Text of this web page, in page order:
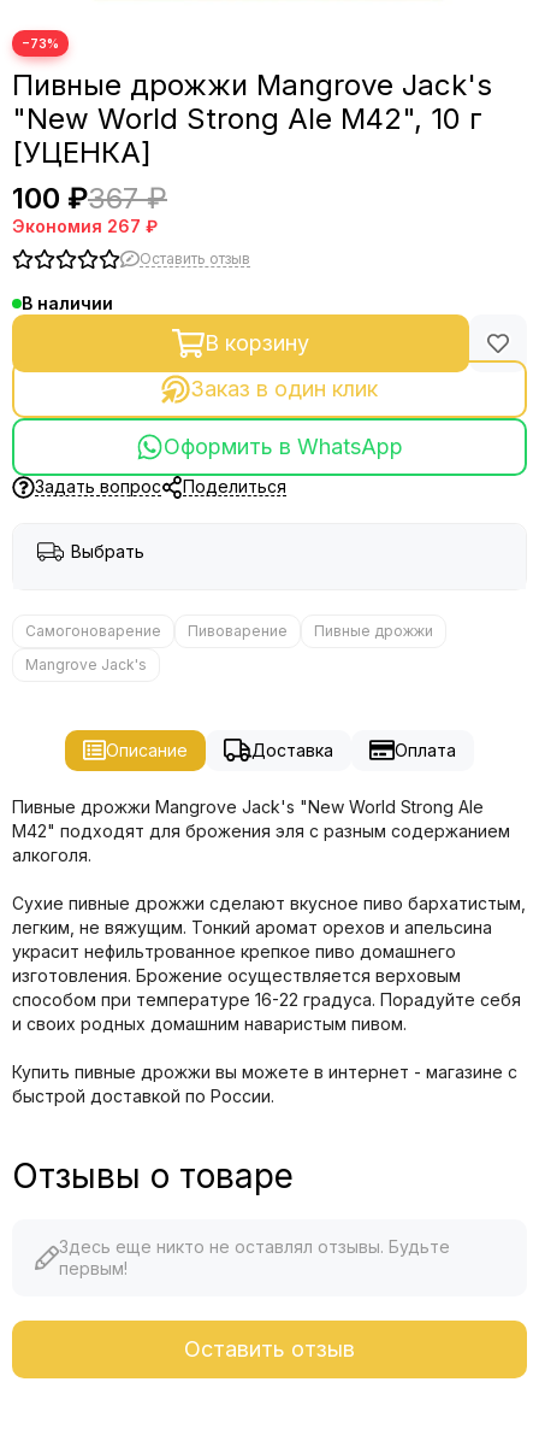
−73%
Пивные дрожжи Mangrove Jack's
"New World Strong Ale M42", 10 г
[УЦЕНКА]
100 ₽367 ₽
Экономия 267 ₽
Оставить отзыв
В наличии
В корзину
Заказ в один клик
Оформить в WhatsApp
Задать вопрос Поделиться
Выбрать
Самогоноварение Пивоварение
Пивные дрожжи
Mangrove Jack's
Описание Доставка Оплата
Пивные дрожжи Mangrove Jack's "New World Strong Ale
M42" подходят для брожения эля с разным содержанием
алкоголя.
Сухие пивные дрожжи сделают вкусное пиво бархатистым,
легким, не вяжущим. Тонкий аромат орехов и апельсина
украсит нефильтрованное крепкое пиво домашнего
изготовления. Брожение осуществляется верховым
способом при температуре 16-22 градуса. Порадуйте себя
и своих родных домашним наваристым пивом.
Купить пивные дрожжи вы можете в интернет - магазине с
быстрой доставкой по России.
Отзывы о товаре
Здесь еще никто не оставлял отзывы. Будьте
первым!
Оставить отзыв